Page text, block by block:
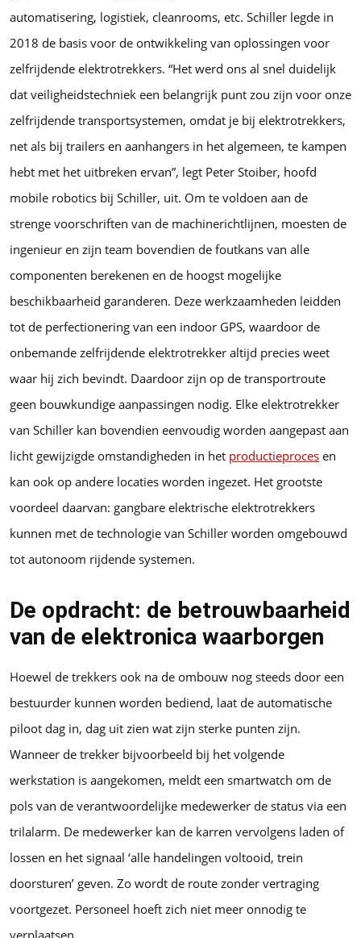
automatisering, logistiek, cleanrooms, etc. Schiller legde in
2018 de basis voor de ontwikkeling van oplossingen voor
zelfrijdende elektrotrekkers. “Het werd ons al snel duidelijk
dat veiligheidstechniek een belangrijk punt zou zijn voor onze
zelfrijdende transportsystemen, omdat je bij elektrotrekkers,
net als bij trailers en aanhangers in het algemeen, te kampen
hebt met het uitbreken ervan”, legt Peter Stoiber, hoofd
mobile robotics bij Schiller, uit. Om te voldoen aan de
strenge voorschriften van de machinerichtlijnen, moesten de
ingenieur en zijn team bovendien de foutkans van alle
componenten berekenen en de hoogst mogelijke
beschikbaarheid garanderen. Deze werkzaamheden leidden
tot de perfectionering van een indoor GPS, waardoor de
onbemande zelfrijdende elektrotrekker altijd precies weet
waar hij zich bevindt. Daardoor zijn op de transportroute
geen bouwkundige aanpassingen nodig. Elke elektrotrekker
van Schiller kan bovendien eenvoudig worden aangepast aan
licht gewijzigde omstandigheden in het productieproces en
kan ook op andere locaties worden ingezet. Het grootste
voordeel daarvan: gangbare elektrische elektrotrekkers
kunnen met de technologie van Schiller worden omgebouwd
tot autonoom rijdende systemen.
De opdracht: de betrouwbaarheid
van de elektronica waarborgen
Hoewel de trekkers ook na de ombouw nog steeds door een
bestuurder kunnen worden bediend, laat de automatische
piloot dag in, dag uit zien wat zijn sterke punten zijn.
Wanneer de trekker bijvoorbeeld bij het volgende
werkstation is aangekomen, meldt een smartwatch om de
pols van de verantwoordelijke medewerker de status via een
trilalarm. De medewerker kan de karren vervolgens laden of
lossen en het signaal ‘alle handelingen voltooid, trein
doorsturen’ geven. Zo wordt de route zonder vertraging
voortgezet. Personeel hoeft zich niet meer onnodig te
verplaatsen.